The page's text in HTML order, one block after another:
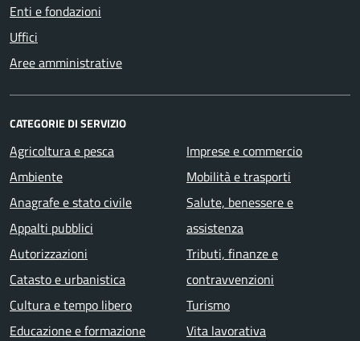
Enti e fondazioni
Uffici
Aree amministrative
CATEGORIE DI SERVIZIO
Agricoltura e pesca
Ambiente
Anagrafe e stato civile
Appalti pubblici
Autorizzazioni
Catasto e urbanistica
Cultura e tempo libero
Educazione e formazione
Imprese e commercio
Mobilità e trasporti
Salute, benessere e
assistenza
Tributi, finanze e
contravvenzioni
Turismo
Vita lavorativa